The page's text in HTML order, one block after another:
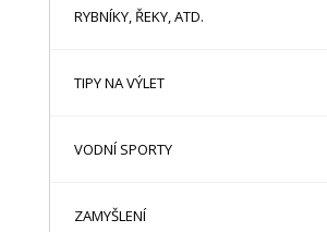
RYBNÍKY, ŘEKY, ATD.
TIPY NA VÝLET
VODNÍ SPORTY
ZAMYŠLENÍ